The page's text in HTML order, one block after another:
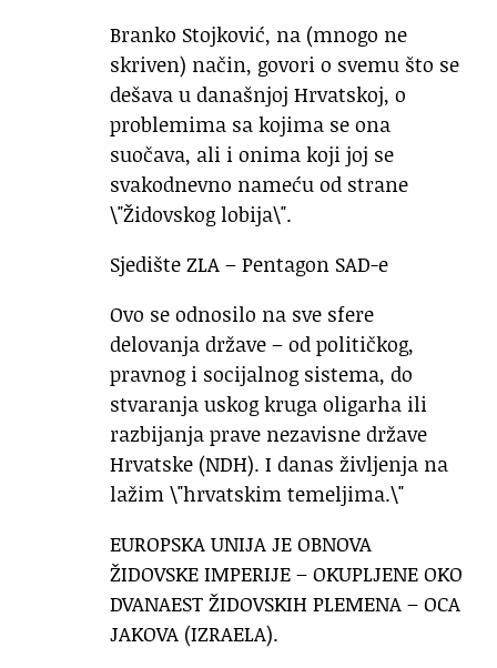
Branko Stojković, na (mnogo ne
skriven) način, govori o svemu što se
dešava u današnjoj Hrvatskoj, o
problemima sa kojima se ona
suočava, ali i onima koji joj se
svakodnevno nameću od strane
\"Židovskog lobija\".
Sjedište ZLA – Pentagon SAD-e
Ovo se odnosilo na sve sfere
delovanja države – od političkog,
pravnog i socijalnog sistema, do
stvaranja uskog kruga oligarha ili
razbijanja prave nezavisne države
Hrvatske (NDH). I danas življenja na
lažim \"hrvatskim temeljima.\"
EUROPSKA UNIJA JE OBNOVA
ŽIDOVSKE IMPERIJE – OKUPLJENE OKO
DVANAEST ŽIDOVSKIH PLEMENA – OCA
JAKOVA (IZRAELA).